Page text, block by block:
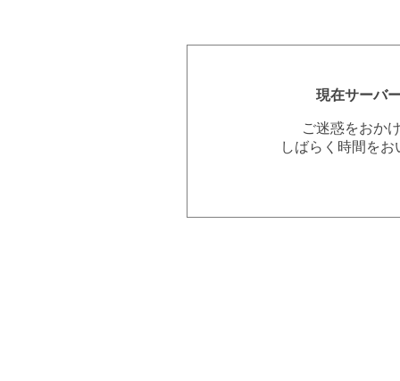
現在サーバ
ご迷惑をおか
しばらく時間を